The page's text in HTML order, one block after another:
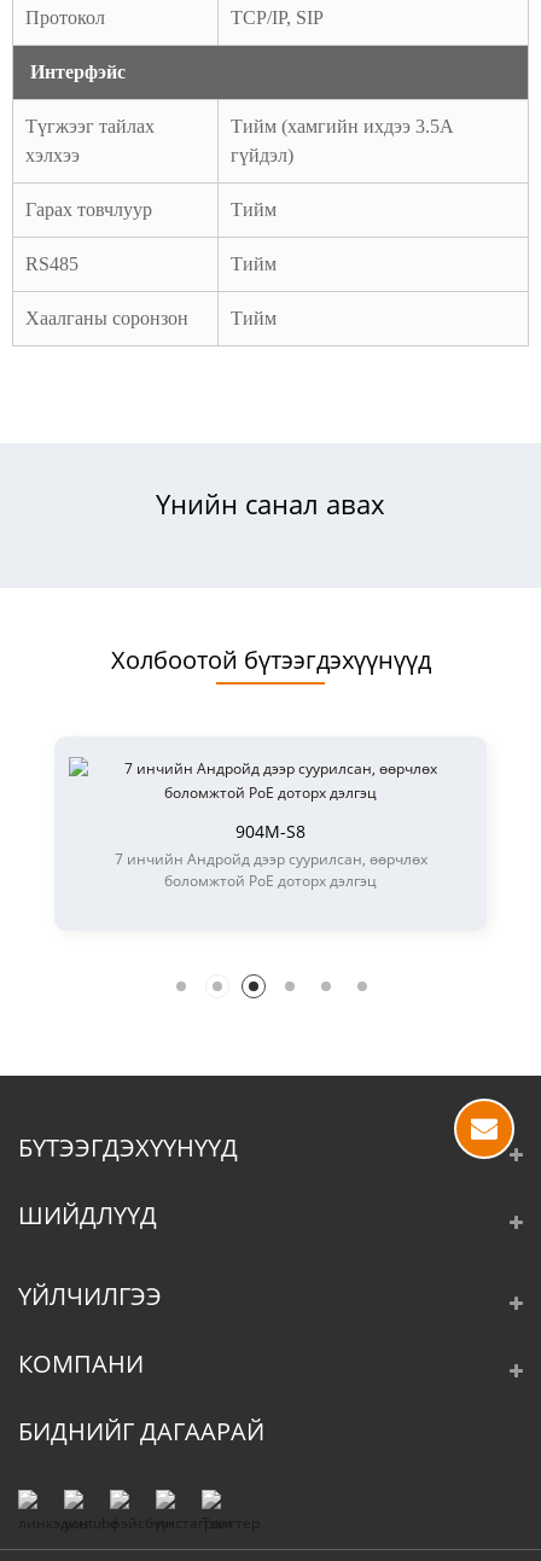
Протокол TCP/IP, SIP
Интерфэйс
Түгжээг тайлах
хэлхээ
Тийм (хамгийн ихдээ 3.5А
гүйдэл)
Гарах товчлуур Тийм
RS485 Тийм
Хаалганы соронзон Тийм
Үнийн санал авах
Холбоотой бүтээгдэхүүнүүд
904M-S8
7 инчийн Андройд дээр суурилсан, өөрчлөх
боломжтой PoE доторх дэлгэц
БҮТЭЭГДЭХҮҮНҮҮД
ШИЙДЛҮҮД
ҮЙЛЧИЛГЭЭ
КОМПАНИ
БИДНИЙГ ДАГААРАЙ